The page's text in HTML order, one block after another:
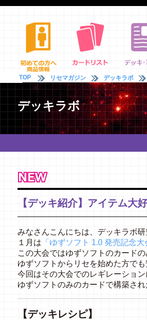
TOP リセマガジン デッキラボ
デッキラボ
【デッキ紹介】アイテム大
みなさんこんにちは、デッキラボ研
１月は 「ゆずソフト 1.0 発売記念大
この大会ではゆずソフトのカード
ゆずソフトからリセを始めた方で
今回はその大会でのレギレーション
ゆずソフトのみのカードで構築さ
【デッキレシピ】